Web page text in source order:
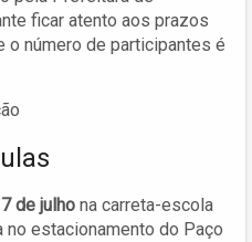
ficar atento aos prazos
o número de participantes é
de julho na carreta-escola
no estacionamento do Paço